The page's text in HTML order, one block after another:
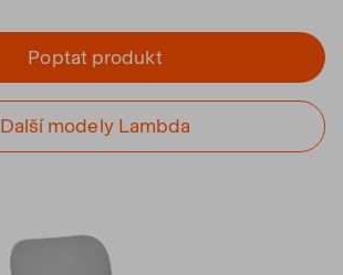
Poptat produkt
Další modely Lambda